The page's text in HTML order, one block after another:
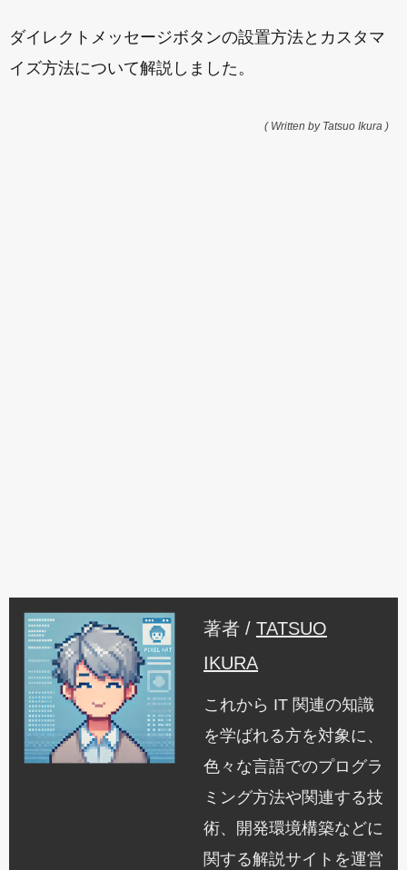
ダイレクトメッセージボタンの設置方法とカスタマ
イズ方法について解説しました。
( Written by Tatsuo Ikura )
著者 / TATSUO
IKURA
これから IT 関連の知識
を学ばれる方を対象に、
色々な言語でのプログラ
ミング方法や関連する技
術、開発環境構築などに
関する解説サイトを運営